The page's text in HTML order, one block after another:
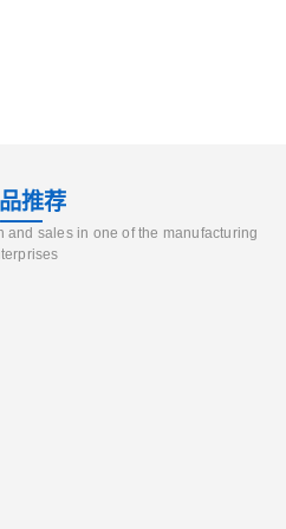
推荐
and sales in one of the manufacturing